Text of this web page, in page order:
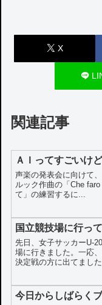
X
関連記事
ＡＩってすごいけ
声楽の発表会に向けて
ルック作曲の「Che
て」の練習するに...
国立競技場に行っ
先日、女子サッカーU-
場に行きました。一応
決定戦の方に出てまし
今日からしばらく